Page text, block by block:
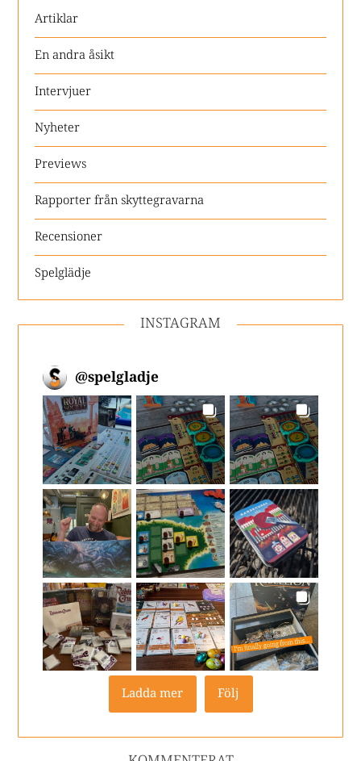
Artiklar
En andra åsikt
Intervjuer
Nyheter
Previews
Rapporter från skyttegravarna
Recensioner
Spelglädje
INSTAGRAM
@spelgladje
Ladda mer Följ